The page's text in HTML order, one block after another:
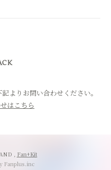
よりお問い合わせください。
はこちら
, Fan+Kit
Fanplus.inc